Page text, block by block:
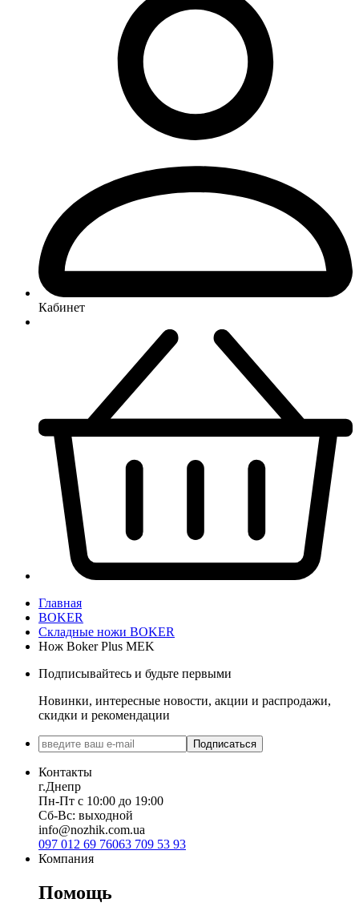
Кабинет
Главная
BOKER
Складные ножи BOKER
Нож Boker Plus MEK
Подписывайтесь и будьте первыми
Новинки, интересные новости, акции и распродажи,
скидки и рекомендации
Подписаться
Контакты
г.Днепр
Пн-Пт с 10:00 до 19:00
Сб-Вс: выходной
info@nozhik.com.ua
097 012 69 76063 709 53 93
Компания
Помощь